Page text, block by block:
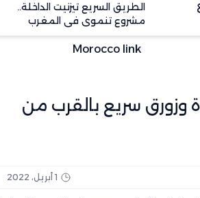
الطريق السريع تيزنيت الداخلة..
مشروع تنموي في المغرب
وسعار في الجزائر
وزورق سريع بالقرب من
1 أبريل، 2022